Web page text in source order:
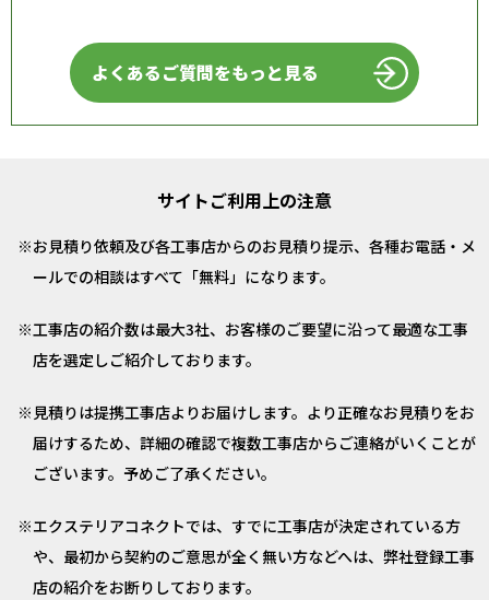
よくあるご質問をもっと見る
サイトご利用上の注意
お見積り依頼及び各工事店からのお見積り提示、各種お電話・メ
ールでの相談はすべて「無料」になります。
工事店の紹介数は最大3社、お客様のご要望に沿って最適な工事
店を選定しご紹介しております。
見積りは提携工事店よりお届けします。より正確なお見積りをお
届けするため、詳細の確認で複数工事店からご連絡がいくことが
ございます。予めご了承ください。
エクステリアコネクトでは、すでに工事店が決定されている方
や、最初から契約のご意思が全く無い方などへは、弊社登録工事
店の紹介をお断りしております。